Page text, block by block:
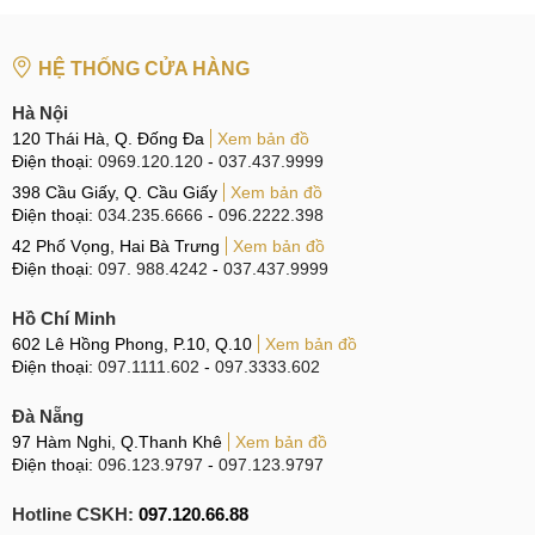
Hãy mang máy đến bất cứ địa chỉ nào của MobileCity trên
toàn quốc, để được kiểm tra màn hình hoàn toàn miễn phí
trước khi thay màn hình Xiaomi Redmi HM 1SW.
Redmi HM 1SW bị hư màn hình
HM 1SW tại MobileCity
Bước 1: Tiếp nhận máy từ khách hàng.
Tại MobileCity, nhân viên sẽ trực tiếp kiểm tra tình trạng màn
hình của Xiaomi Redmi HM 1SW và xác định sự cố, đưa ra
báo giá linh kiện, mức giá khắc phục, thời gian bảo hành
HỆ THỐNG CỬA HÀNG
Hà Nội
120 Thái Hà, Q. Đống Đa
Xem bản đồ
Điện thoại: 0969.120.120 - 037.437.9999
398 Cầu Giấy, Q. Cầu Giấy
Xem bản đồ
Điện thoại: 034.235.6666 - 096.2222.398
42 Phố Vọng, Hai Bà Trưng
Xem bản đồ
Điện thoại: 097. 988.4242 - 037.437.9999
Hồ Chí Minh
602 Lê Hồng Phong, P.10, Q.10
Xem bản đồ
Điện thoại: 097.1111.602 - 097.3333.602
Đà Nẵng
97 Hàm Nghi, Q.Thanh Khê
Xem bản đồ
Điện thoại: 096.123.9797 - 097.123.9797
Hotline CSKH: 097.120.66.88